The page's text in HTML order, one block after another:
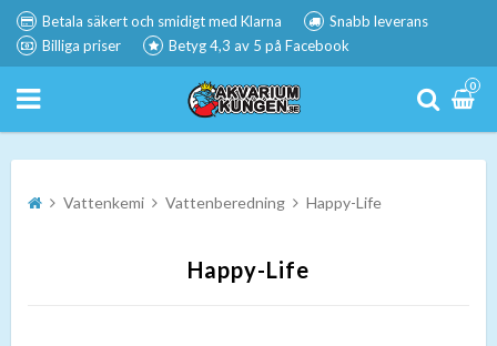
Betala säkert och smidigt med Klarna
Snabb leverans
Billiga priser
Betyg 4,3 av 5 på Facebook
0
Vattenkemi Vattenberedning Happy-Life
Happy-Life